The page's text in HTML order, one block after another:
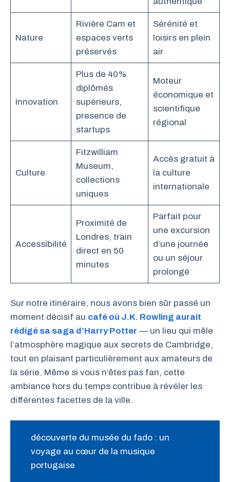
Nature
Rivière Cam et
espaces verts
préservés
Sérénité et
loisirs en plein
air
Innovation
Plus de 40%
diplômés
supérieurs,
presence de
startups
Moteur
économique et
scientifique
régional
Culture
Fitzwilliam
Museum,
collections
uniques
Accès gratuit à
la culture
internationale
Accessibilité
Proximité de
Londres, train
direct en 50
minutes
Parfait pour
une excursion
d’une journée
ou un séjour
prolongé
Sur notre itinéraire, nous avons bien sûr passé un
moment décisif au café où J.K. Rowling aurait
rédigé sa saga d’Harry Potter — un lieu qui mêle
l’atmosphère magique aux secrets de Cambridge,
tout en plaisant particulièrement aux amateurs de
la série. Même si vous n’êtes pas fan, cette
ambiance hors du temps contribue à révéler les
différentes facettes de la ville.
découverte du musée du fado : un
voyage au cœur de la musique
portugaise